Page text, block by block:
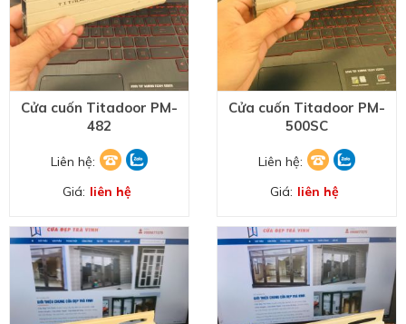
Cửa cuốn Titadoor PM-
482
Liên hệ:
Giá: liên hệ
Cửa cuốn Titadoor PM-
500SC
Liên hệ:
Giá: liên hệ
ĐĂNG KÝ HỢP TÁC
HOÀN THÀNH
Đăng ký tư vấn trực tiếp 24/7:
0989877275